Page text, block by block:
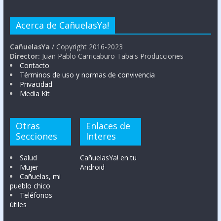
Acerca de CañuelasYa!
CañuelasYa / Copyright 2016-2023
Director: Juan Pablo Carricaburo Taba's Producciones
Contacto
Términos de uso y normas de convivencia
Privacidad
Media Kit
Otras
Secciones
Salud
Mujer
Cañuelas, mi
pueblo chico
Teléfonos
útiles
Enlaces de
Interes
CañuelasYa! en tu
Android